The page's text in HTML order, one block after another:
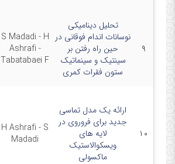
۹
تحلیل دینامیکی
نوسانات اندام فوقانی در
حین راه ‌رفتن بر
سینتیک و سینماتیک
ستون فقرات کمری
S Madadi - H
Ashrafi -
Tabatabaei F
۱۰
ارائه یک مدل تماسی
جدید برای فروروی در
لایه های
ویسکوالاستیک
ماکسولی
H Ashrafi - S
Madadi